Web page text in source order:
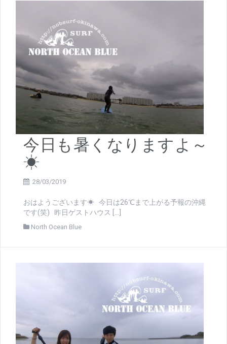
今日も暑くなりますよ～
☀
28/03/2019
おはようございます☀ 今日は26℃まで上がる予報の沖縄
です(笑) 昨日ゲストハウス […]
North Ocean Blue